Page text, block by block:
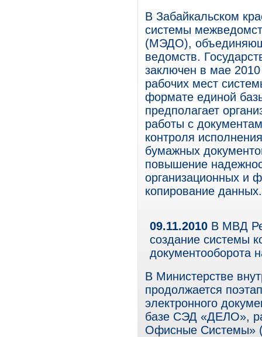
В Забайкальском
системы
(МЭДО),
ведомств.
заключен в мае
рабочих мест
формате единой
предполагает
работы с
контроля
бумажных
повышение
организационных и
копирование данных.
09.11.2010 В МВД
создание системы
В Министерстве
продолжается
электронного
базе СЭД «ДЕЛО»,
Офисные Системы»